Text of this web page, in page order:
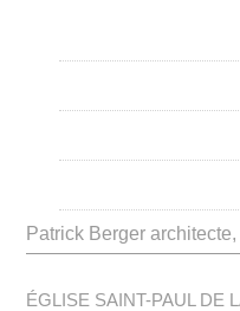
Patrick Berger
ÉGLISE SAINT-PAUL DE